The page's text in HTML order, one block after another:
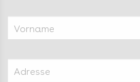
Vorname
Adresse